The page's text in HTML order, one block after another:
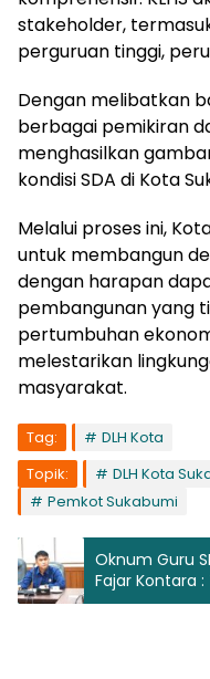
stakeholder,
perguruan tinggi,
Dengan melibatkan
berbagai pemikiran
menghasilkan
kondisi SDA di Kota
Melalui proses ini,
untuk membangun
dengan harapan
pembangunan yang
pertumbuhan
melestarikan
masyarakat.
Tag:
DLH Kota
Topik:
DLH Kota
Pemkot Sukabumi
Oknum Guru
Fajar Kontara
Pendidikan di